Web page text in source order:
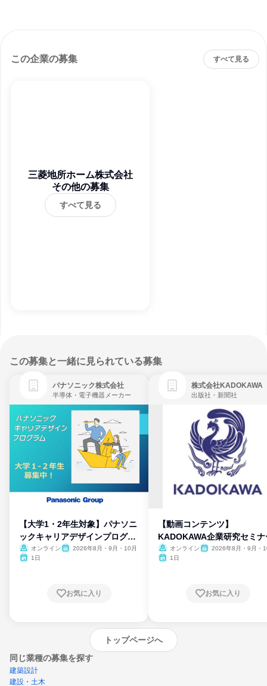
この企業の募集 すべて見る
三菱地所ホーム株式会社
その他の募集
すべて見る
この募集と一緒に見られている募集
パナソニック株式会社
半導体・電子機器メーカー
【大学1・2年生対象】パナソニ
ックキャリアデザインプログラ
ム
オンライン
2026年8月・9月・10月
1日
お気に入り
株式会社KADOKAWA
出版社・新聞社
【動画コンテンツ】
KADOKAWA企業研究セミナ
オンライン
2026年8月・9月・
1日
お気に入り
トップページへ
同じ業種の募集を探す
建築設計
建設・土木